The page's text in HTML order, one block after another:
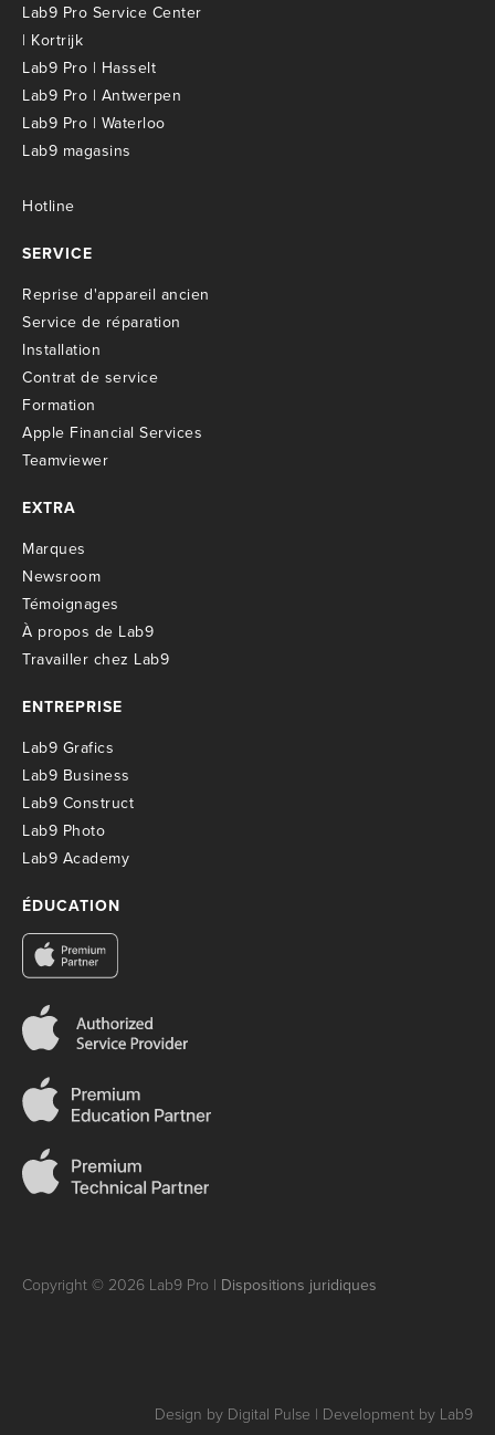
Lab9 Pro Service Center
| Kortrijk
Lab9 Pro | Hasselt
Lab9 Pro | Antwerpen
Lab9 Pro | Waterloo
Lab9 magasins
Hotline
SERVICE
Reprise d'appareil ancien
Service de réparation
Installation
Contrat de service
Formation
Apple Financial Services
Teamviewer
EXTRA
Marques
Newsroom
Témoignages
À propos de Lab9
Travailler chez Lab9
ENTREPRISE
Lab9 Grafics
Lab9 Business
Lab9 Construct
Lab9 Photo
Lab9 Academy
ÉDUCATION
Copyright © 2026 Lab9 Pro | Dispositions juridiques
Design by Digital Pulse | Development by Lab9